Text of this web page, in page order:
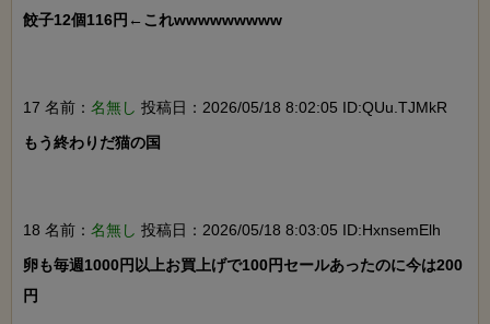
餃子12個116円←これwwwwwwwww
17 名前： 名無し 投稿日：2026/05/18 8:02:05 ID:QUu.TJMkR
もう終わりだ猫の国
18 名前： 名無し 投稿日：2026/05/18 8:03:05 ID:HxnsemElh
卵も毎週1000円以上お買上げで100円セールあったのに今は200
円